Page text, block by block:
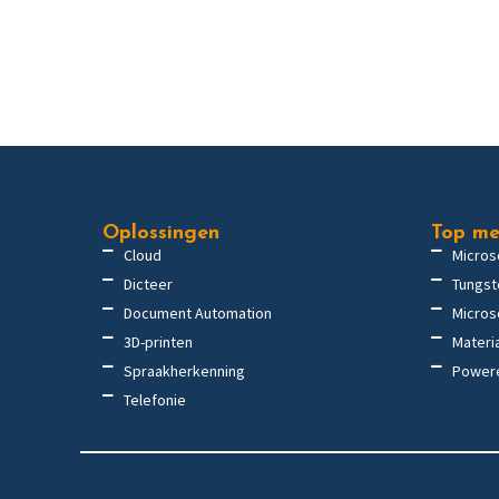
Oplossingen
Cloud
Dicteer
Document Automation
3D-printen
Spraakherkenning
Telefonie
Top